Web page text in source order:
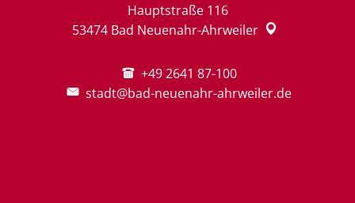
Hauptstraße 116
53474 Bad Neuenahr-Ahrweiler
+49 2641 87-100
stadt@bad-neuenahr-ahrweiler.de